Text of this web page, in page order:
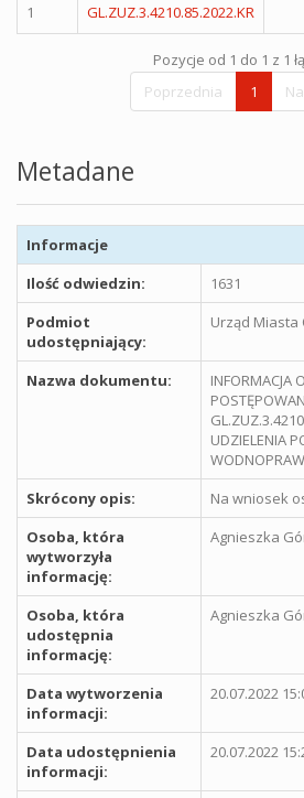
1 GL.ZUZ.3.4210.85.2022.KR
Pozycje od 1 do 1 z 1
Poprzednia
1
Metadane
Informacje
Ilość odwiedzin:
1631
Podmiot
udostępniający:
Urząd Miasta
Nazwa dokumentu:
INFORMACJA
UDZIELENIA
Skrócony opis:
Na wniosek
Osoba, która
wytworzyła
informację:
Agnieszka
Osoba, która
udostępnia
informację:
Agnieszka
Data wytworzenia
informacji:
20.07.2022
Data udostępnienia
informacji:
20.07.2022